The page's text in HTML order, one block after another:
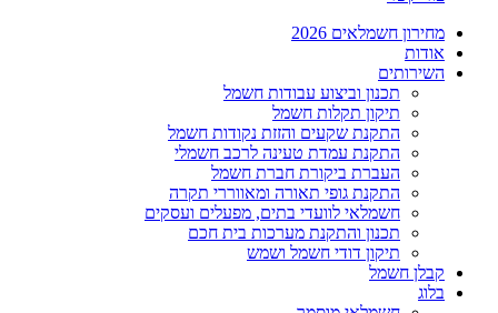
מחירון חשמלאים 2026
אודות
השירותים
תכנון וביצוע עבודות חשמל
תיקון תקלות חשמל
התקנת שקעים והזזת נקודות חשמל
התקנת עמדת טעינה לרכב חשמלי
העברת ביקורת חברת חשמל
התקנת גופי תאורה ומאווררי תקרה
חשמלאי לוועדי בתים, מפעלים ועסקים
תכנון והתקנת מערכות בית חכם
תיקון דודי חשמל ושמש
קבלן חשמל
בלוג